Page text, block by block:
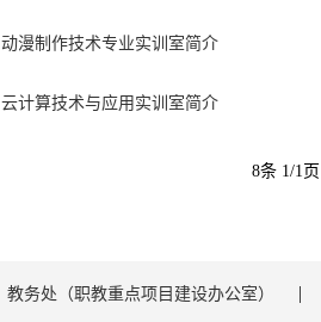
动漫制作技术专业实训室简介
云计算技术与应用实训室简介
8条 1/1页
教务处（职教重点项目建设办公室）